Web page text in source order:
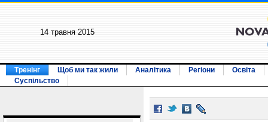
14 травня 2015
Тренінг Щоб ми так жили Аналітика Регіони
Освіта
Суспільство